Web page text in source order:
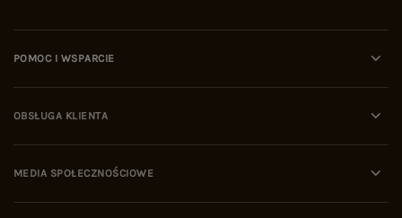
POMOC I WSPARCIE
OBSŁUGA KLIENTA
MEDIA SPOŁECZNOŚCIOWE